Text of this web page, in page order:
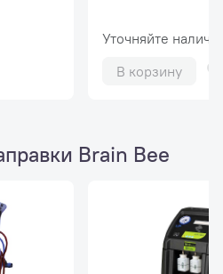
Уточняйте
В корзину
Brain Bee